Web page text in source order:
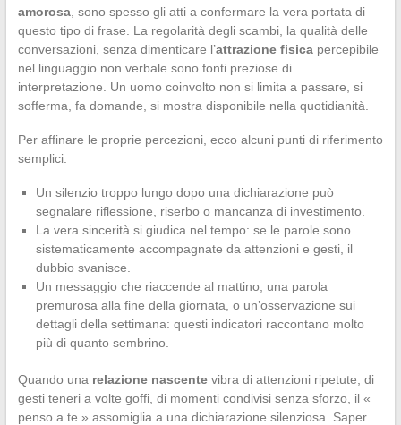
amorosa, sono spesso gli atti a confermare la vera portata di
questo tipo di frase. La regolarità degli scambi, la qualità delle
conversazioni, senza dimenticare l’attrazione fisicapercepibile
nel linguaggio non verbale sono fonti preziose di
interpretazione. Un uomo coinvolto non si limita a passare, si
sofferma, fa domande, si mostra disponibile nella quotidianità.
Per affinare le proprie percezioni, ecco alcuni punti di riferimento
semplici:
Un silenzio troppo lungo dopo una dichiarazione può
segnalare riflessione, riserbo o mancanza di investimento.
La vera sincerità si giudica nel tempo: se le parole sono
sistematicamente accompagnate da attenzioni e gesti, il
dubbio svanisce.
Un messaggio che riaccende al mattino, una parola
premurosa alla fine della giornata, o un’osservazione sui
dettagli della settimana: questi indicatori raccontano molto
più di quanto sembrino.
Quando una relazione nascentevibra di attenzioni ripetute, di
gesti teneri a volte goffi, di momenti condivisi senza sforzo, il «
penso a te » assomiglia a una dichiarazione silenziosa. Saper